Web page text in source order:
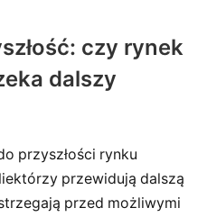
czy rynek
dalszy
przyszłości rynku
przewidują dalszą
przed możliwymi